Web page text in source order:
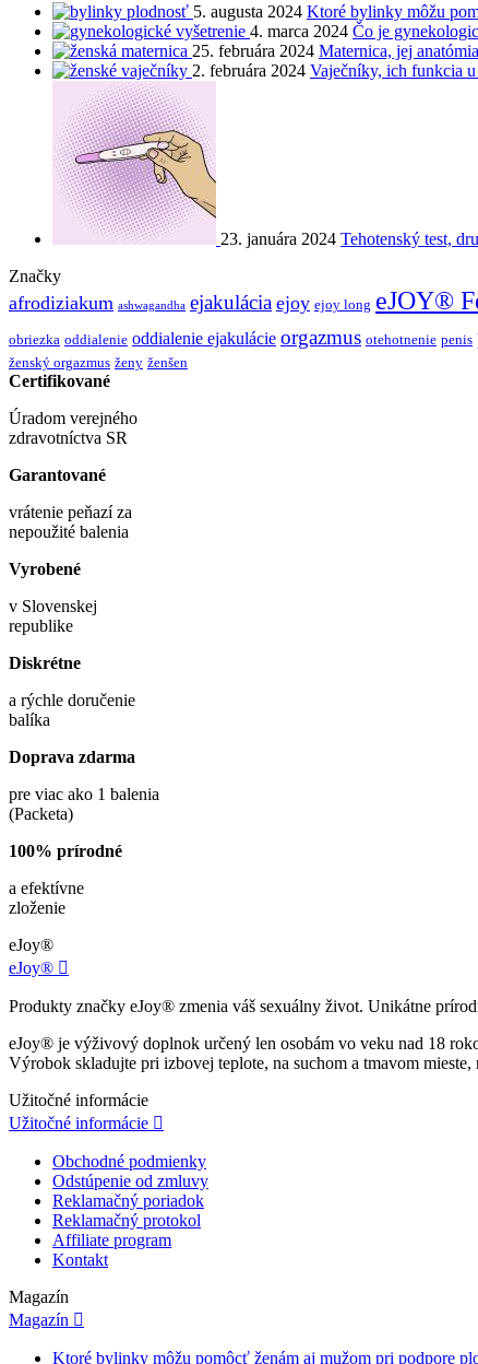
5. augusta 2024 Ktoré bylinky môžu
4. marca 2024 Čo je
25. februára 2024 Maternica, jej
2. februára 2024 Vaječníky, ich funkcia
23. januára 2024 Tehotenský test,
Značky
afrodiziakum ashwagandha ejakulácia ejoy ejoy long eJOY®
obriezka oddialenie oddialenie ejakulácie orgazmus otehotnenie penis
ženský orgazmus ženy ženšen
Certifikované
Úradom verejného
zdravotníctva SR
Garantované
vrátenie peňazí za
nepoužité balenia
Vyrobené
v Slovenskej
republike
Diskrétne
a rýchle doručenie
balíka
Doprava zdarma
pre viac ako 1 balenia
(Packeta)
100% prírodné
a efektívne
zloženie
eJoy®
eJoy® 
Produkty značky eJoy® zmenia váš sexuálny život. Unikátne
eJoy® je výživový doplnok určený len osobám vo veku nad 18
Výrobok skladujte pri izbovej teplote, na suchom a tmavom mieste,
Užitočné informácie
Užitočné informácie 
Obchodné podmienky
Odstúpenie od zmluvy
Reklamačný poriadok
Reklamačný protokol
Affiliate program
Kontakt
Magazín
Magazín 
Ktoré bylinky môžu pomôcť ženám aj mužom pri podpore